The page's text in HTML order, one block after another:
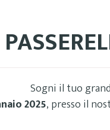
Sogni il tuo
2025, presso il